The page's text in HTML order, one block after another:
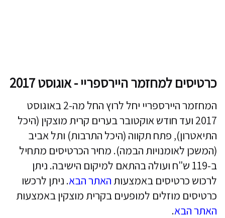
כרטיסים למחזמר היירספריי - אוגוסט 2017
המחזמר היירספריי יחל לרוץ החל מה-2 באוגוסט
2017 ועד חודש אוקטובר בערים קרית מוצקין (היכל
התיאטרון), פתח תקווה (היכל התרבות) ותל אביב
(המשכן לאומנויות הבמה). מחיר הכרטיסים מתחיל
ב-119 ש"ח ועולה בהתאם למיקום הישיבה. ניתן
לרכוש כרטיסים באמצעותהאתר הבא. ניתן לרכשו
כרטיסים מוזלים למופעים בקרית מוצקין באמצעות
האתר הבא.